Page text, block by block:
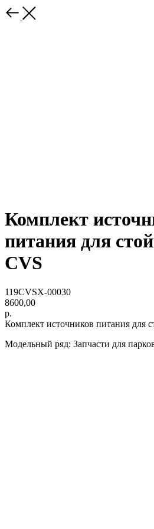
Комплект
питания для
CVS
119CVSX-00030
8600,00
р.
Комплект источников питания для
Модельный ряд: Запчасти для